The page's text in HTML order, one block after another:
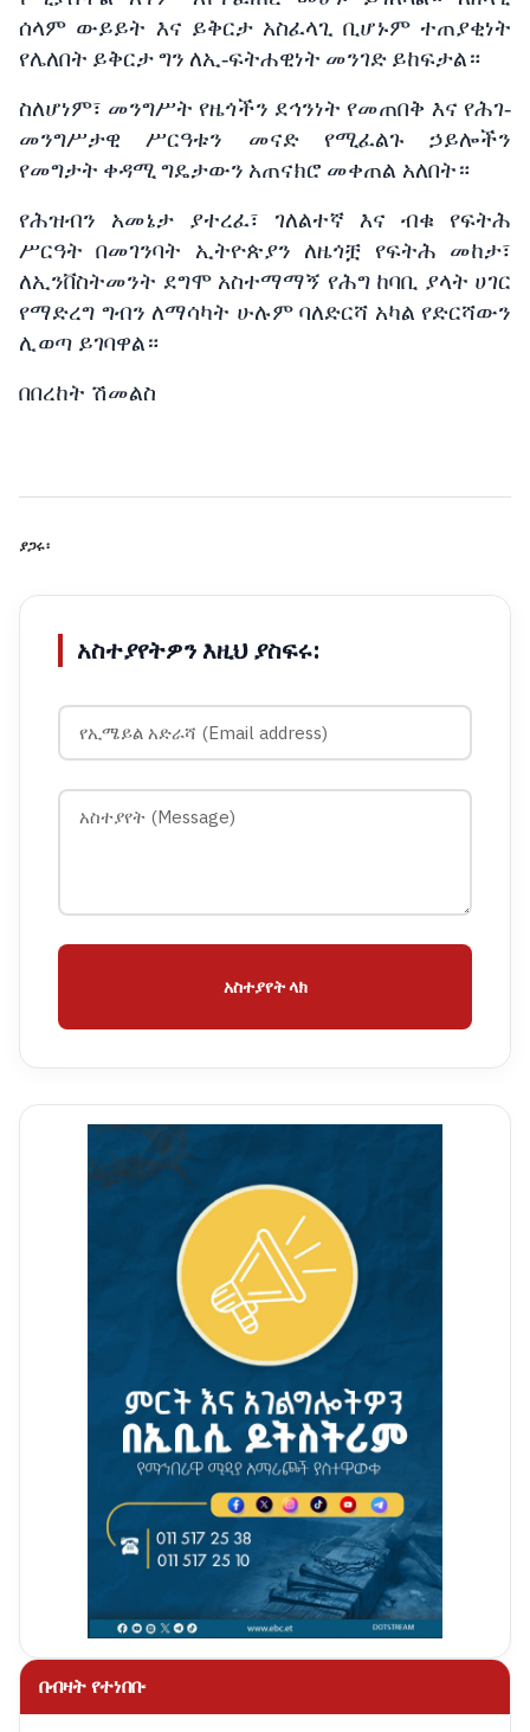
ሰላም ውይይት እና ይቅርታ አስፈላጊ ቢሆኑም ተጠያቂነት
የሌለበት ይቅርታግን ለኢ-ፍትሐዊነት መንገድ ይከፍታል።
ስለሆነም፣ መንግሥት የዜጎችን ደኅንነት የመጠበቅ እና የሕገ-
መንግሥታዊ
ሥርዓቱን መናድ የሚፈልጉ
ኃይሎችን
የመግታት ቀዳሚግዴታውን አጠናክሮ መቀጠል አለበት።
የሕዝብን
አመኔታ ያተረፈ፣ ገለልተኛ እና ብቁ
የፍትሕ
ሥርዓት በመገንባት ኢትዮጵያን ለዜጎቿ የፍትሕ
መከታ፣
ለኢንቨስትመንት ደግሞ አስተማማኝ የሕግ ከባቢ ያላት ሀገር
የማድረግ ግብን ለማሳካት ሁሉም ባለድርሻ አካል የድርሻውን
ሊወጣ ይገባዋል።
በበረከት ሽመልስ
ያጋሩ፡
አስተያየትዎን እዚህ ያስፍሩ:
አስተያየት ላክ
በብዛት የተነበቡ